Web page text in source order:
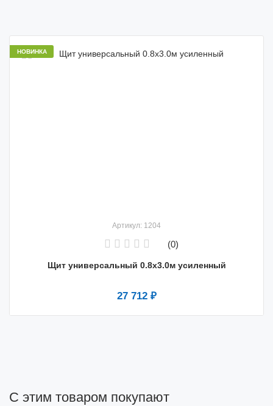
НОВИНКА
Артикул: 1204
(0)
Щит универсальный 0.8х3.0м усиленный
27 712 ₽
С этим товаром покупают